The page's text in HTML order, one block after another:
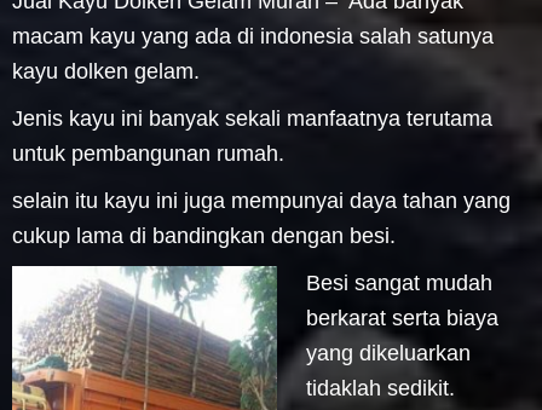
macam kayu yang ada di indonesia salah satunya
kayu dolken gelam.
Jenis kayu ini banyak sekali manfaatnya terutama
untuk pembangunan rumah.
selain itu kayu ini juga mempunyai daya tahan yang
cukup lama di bandingkan dengan besi.
Besi sangat mudah
berkarat serta biaya
yang dikeluarkan
tidaklah sedikit.